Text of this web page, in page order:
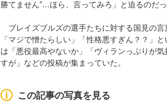
勝てません”…ほら、言ってみろ」と迫るのだ
ブレイズブルズの選手たちに対する国見の言
「マジで憎たらしい」「性格悪すぎん？？」
は「悪役最高やないか」「ヴィランっぷりが
すが」などの投稿が集まっていた。
この記事の写真を見る